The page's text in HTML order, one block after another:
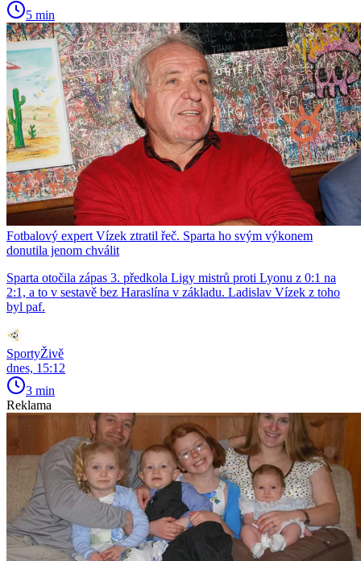
5 min
Fotbalový expert Vízek ztratil řeč. Sparta ho svým výkonem
donutila jenom chválit
Sparta otočila zápas 3. předkola Ligy mistrů proti Lyonu z 0:1 na
2:1, a to v sestavě bez Haraslína v základu. Ladislav Vízek z toho
byl paf.
SportyŽivě
dnes, 15:12
3 min
Reklama